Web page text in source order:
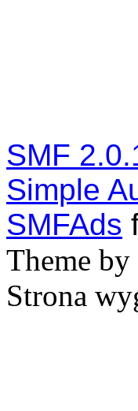
SMF
Simple
SMFAds
Theme by
Strona